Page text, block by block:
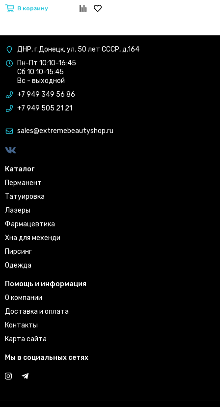
В корзину
ДНР, г.Донецк, ул. 50 лет СССР, д.164
Пн-Пт 10:10-16:45
Сб 10:10-15:45
Вс - выходной
+7 949 349 56 86
+7 949 505 21 21
sales@extremebeautyshop.ru
Каталог
Перманент
Татуировка
Лазеры
Фармацевтика
Хна для мехенди
Пирсинг
Одежда
Помощь и информация
О компании
Доставка и оплата
Контакты
Карта сайта
Мы в социальных сетях